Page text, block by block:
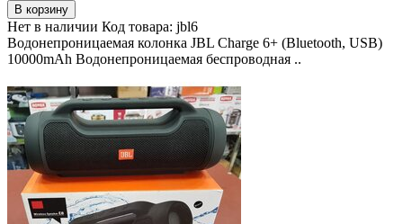
В корзину
Нет в наличии Код товара: jbl6
Водонепроницаемая колонка JBL Charge 6+ (Bluetooth, USB)
10000mAh Водонепроницаемая беспроводная ..